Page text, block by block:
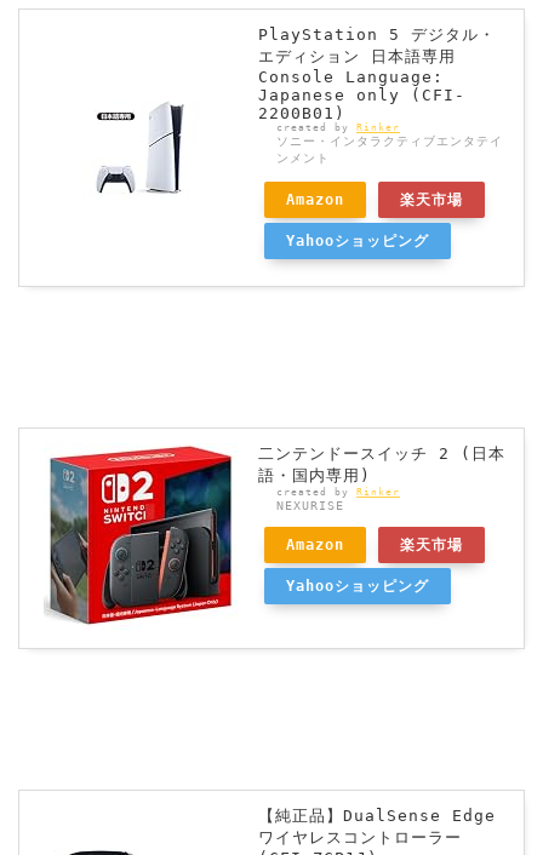
PlayStation 5 デジタル・
エディション 日本語専用
Console Language:
Japanese only (CFI-
2200B01)
created by Rinker
ソニー・インタラクティブエンタテイ
ンメント
Amazon 楽天市場
Yahooショッピング
二ンテンドースイッチ 2 (日本
語・国内専用)
created by Rinker
NEXURISE
Amazon 楽天市場
Yahooショッピング
【純正品】DualSense Edge
ワイヤレスコントローラー